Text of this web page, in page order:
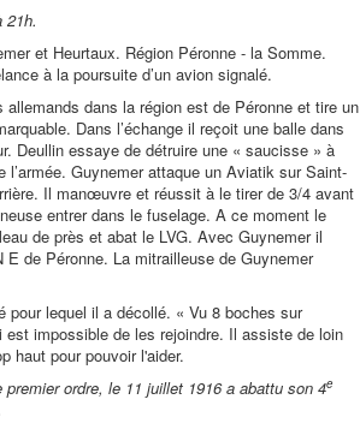
21h.
et Heurtaux. Région Péronne - la Somme.
à la poursuite d’un avion signalé.
dans la région est de Péronne et tire un
Dans l’échange il reçoit une balle dans
Deullin essaye de détruire une « saucisse » à
Guynemer attaque un Aviatik sur Saint-
Il manœuvre et réussit à le tirer de 3/4 avant
entrer dans le fuselage. A ce moment le
de près et abat le LVG. Avec Guynemer il
de Péronne. La mitrailleuse de Guynemer
pour lequel il a décollé. « Vu 8 boches sur
impossible de les rejoindre. Il assiste de loin
haut pour pouvoir l'aider.
ordre, le 11 juillet 1916 a abattu son 4e